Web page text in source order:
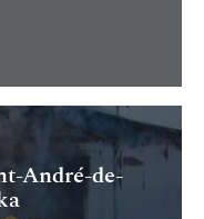
André-de-